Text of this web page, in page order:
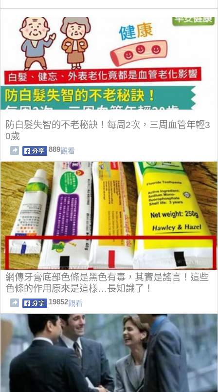
防白髮失智的不老秘訣！每周2次，三周血管年輕3
0歲
889觀看
網傳牙膏底部色條是黑色有毒，其實是謠言！這些
色條的作用原來是這樣…長知識了！
19852觀看